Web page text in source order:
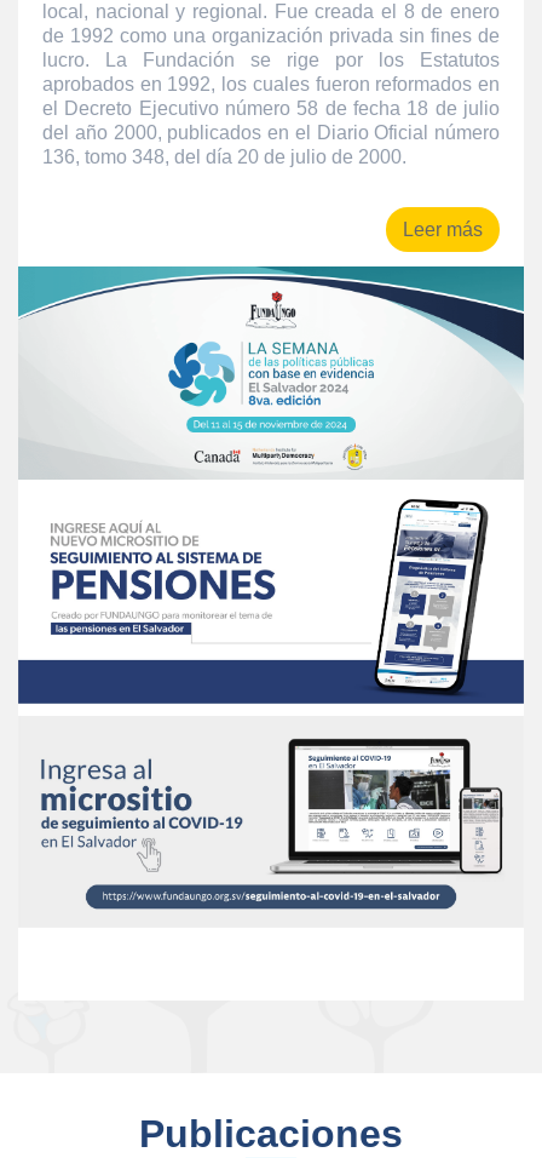
local, nacional y regional. Fue creada el 8 de enero
de 1992 como una organización privada sin fines de
lucro. La Fundación se rige por los Estatutos
aprobados en 1992, los cuales fueron reformados en
el Decreto Ejecutivo número 58 de fecha 18 de julio
del año 2000, publicados en el Diario Oficial número
136, tomo 348, del día 20 de julio de 2000.
Leer más
Publicaciones